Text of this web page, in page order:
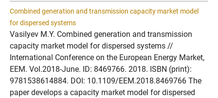
Combined generation and transmission capacity market model
for dispersed systems
Vasilyev M.Y. Combined generation and transmission
capacity market model for dispersed systems //
International Conference on the European Energy Market,
EEM. Vol.2018-June. ID: 8469766. 2018. ISBN (print):
9781538614884. DOI: 10.1109/EEM.2018.8469766 The
paper develops a capacity market model for dispersed